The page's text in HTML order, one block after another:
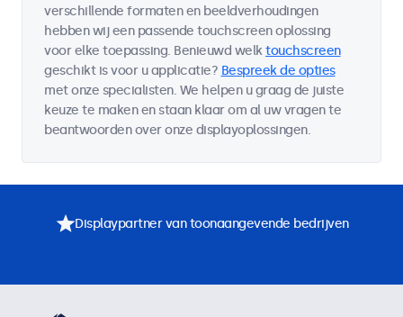
verschillende formaten en beeldverhoudingen
hebben wij een passende touchscreen oplossing
voor elke toepassing. Benieuwd welktouchscreen
geschikt is voor u applicatie? Bespreek de opties
met onze specialisten. We helpen u graag de juiste
keuze te maken en staan klaar om al uw vragen te
beantwoorden over onze displayoplossingen.
Displaypartner van toonaangevende bedrijven